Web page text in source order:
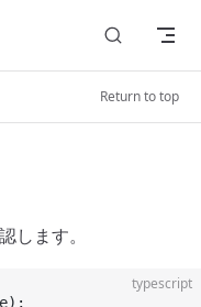
Return to top
します。
typescript